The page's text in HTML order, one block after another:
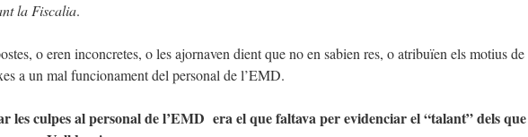
la Fiscalia.
o eren inconcretes, o les ajornaven dient que no en sabien res, o atribuïen els motius de
a un mal funcionament del personal de l’EMD.
les culpes al personal de l’EMD era el que faltava per evidenciar el “talant” dels que